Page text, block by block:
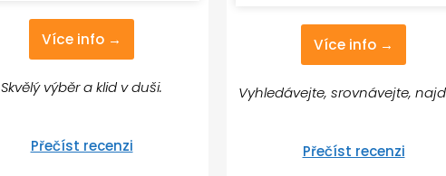
Více info →
Skvělý výběr a klid v duši.
Přečíst recenzi
Více info →
Vyhledávejte, srovnávejte,
Přečíst recenzi